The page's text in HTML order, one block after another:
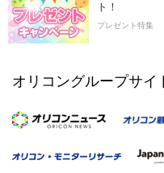
ト！
プレゼント特集
オリコングループサイ